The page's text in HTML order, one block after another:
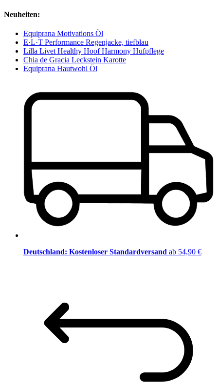
Neuheiten:
Equiprana Motivations Öl
E·L·T Performance Regenjacke, tiefblau
Lilla Livet Healthy Hoof Harmony Hufpflege
Chia de Gracia Leckstein Karotte
Equiprana Hautwohl Öl
Deutschland: Kostenloser Standardversand ab 54,90 €